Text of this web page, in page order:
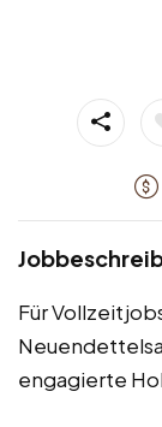
Für
engagierte